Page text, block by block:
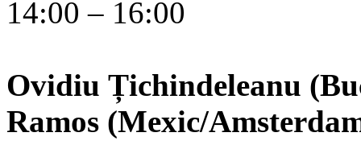
14:00 – 16:00
Ovidiu Țichindeleanu
Ramos (Mexic/